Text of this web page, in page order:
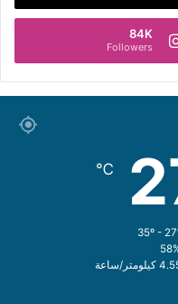
84K
Followers
℃
كيلومتر/ساعة